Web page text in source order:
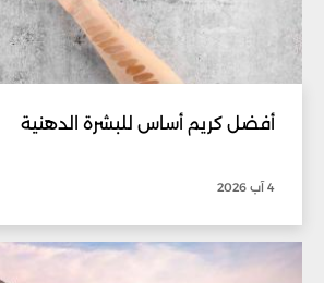
أفضل كريم أساس للبشرة الدهنية
4 آب 2026